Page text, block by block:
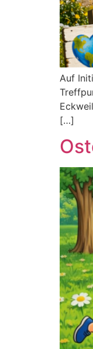
Auf
[…]